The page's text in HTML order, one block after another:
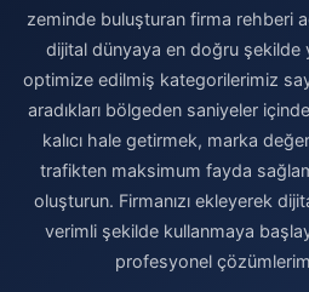
zeminde buluşturan firma rehberi
dijital dünyaya en doğru şekilde
optimize edilmiş kategorilerimiz
aradıkları bölgeden saniyeler içinde
kalıcı hale getirmek, marka
trafikten maksimum fayda
oluşturun. Firmanızı ekleyerek
verimli şekilde kullanmaya
profesyonel